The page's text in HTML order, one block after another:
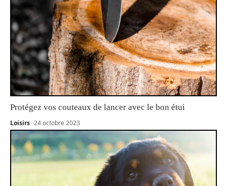
Protégez vos couteaux de lancer avec le bon étui
Loisirs 24 octobre 2023